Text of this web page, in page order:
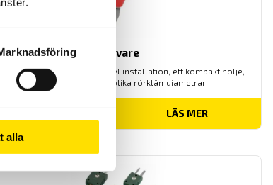
alla
Rörgivare
kännetecknas av enkel installation, ett kompakt hölje,
en snabb svarstid och olika rörklämdiametrar
LÄS MER